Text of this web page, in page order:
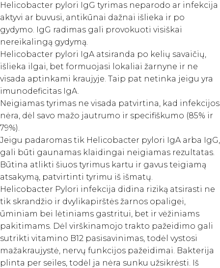
Helicobacter pylori IgG tyrimas neparodo ar infekcija
aktyvi ar buvusi, antikūnai dažnai išlieka ir po
gydymo. IgG radimas gali provokuoti visiškai
nereikalingą gydymą.
Helicobacter pylori IgA atsiranda po kelių savaičių,
išlieka ilgai, bet formuojasi lokaliai žarnyne ir ne
visada aptinkami kraujyje. Taip pat netinka jeigu yra
imunodeficitas IgA.
Neigiamas tyrimas ne visada patvirtina, kad infekcijos
nėra, dėl savo mažo jautrumo ir specifiškumo (85% ir
79%).
Jeigu padaromas tik Helicobacter pylori IgA arba IgG,
gali būti gaunamas klaidingai neigiamas rezultatas.
Būtina atlikti šiuos tyrimus kartu ir gavus teigiamą
atsakymą, patvirtinti tyrimu iš išmatų.
Helicobacter Pylori infekcija didina riziką atsirasti ne
tik skrandžio ir dvylikapirštės žarnos opaligei,
ūminiam bei lėtiniams gastritui, bet ir vėžiniams
pakitimams. Dėl virškinamojo trakto pažeidimo gali
sutrikti vitamino B12 pasisavinimas, todėl vystosi
mažakraujystė, nervų funkcijos pažeidimai. Bakterija
plinta per seiles, todėl ja nėra sunku užsikrėsti. Iš